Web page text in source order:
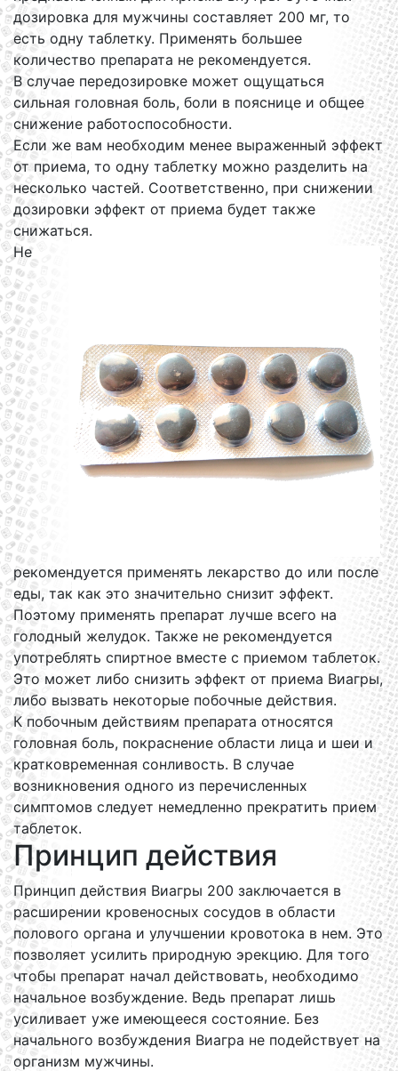
дозировка для мужчины составляет 200 мг, то
есть одну таблетку. Применять большее
количество препарата не рекомендуется.
В случае передозировке может ощущаться
сильная головная боль, боли в пояснице и общее
снижение работоспособности.
Если же вам необходим менее выраженный эффект
от приема, то одну таблетку можно разделить на
несколько частей. Соответственно, при снижении
дозировки эффект от приема будет также
снижаться.
Не
рекомендуется применять лекарство до или после
еды, так как это значительно снизит эффект.
Поэтому применять препарат лучше всего на
голодный желудок. Также не рекомендуется
употреблять спиртное вместе с приемом таблеток.
Это может либо снизить эффект от приема Виагры,
либо вызвать некоторые побочные действия.
К побочным действиям препарата относятся
головная боль, покраснение области лица и шеи и
кратковременная сонливость. В случае
возникновения одного из перечисленных
симптомов следует немедленно прекратить прием
таблеток.
Принцип действия
Принцип действия Виагры 200 заключается в
расширении кровеносных сосудов в области
полового органа и улучшении кровотока в нем. Это
позволяет усилить природную эрекцию. Для того
чтобы препарат начал действовать, необходимо
начальное возбуждение. Ведь препарат лишь
усиливает уже имеющееся состояние. Без
начального возбуждения Виагра не подействует на
организм мужчины.